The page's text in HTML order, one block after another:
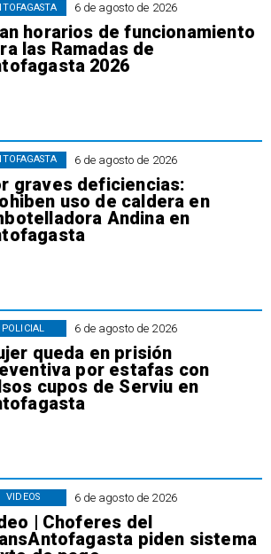
6 de agosto de 2026
horarios de funcionamiento
las Ramadas de
2026
6 de agosto de 2026
graves deficiencias:
uso de caldera en
Andina en
6 de agosto de 2026
queda en prisión
por estafas con
cupos de Serviu en
POLICIAL
6 de agosto de 2026
| Choferes del
piden sistema
VIDEOS